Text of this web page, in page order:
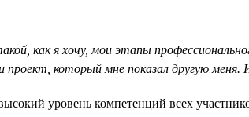
как я хочу, мои этапы
проект, который мне показал другую
уровень компетенций всех